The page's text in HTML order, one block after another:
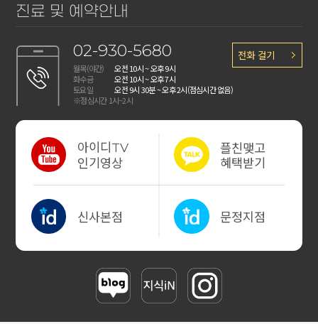
진료 및 예약안내
02-930-5680
월목(야간)
오전 10시 ~ 오후 9시
화수금
오전 10시 ~ 오후 7시
토요일
오전 9시 30분 ~ 오후 2시(점심시간 없음)
※점심시간 1시~2시
전화 걸기
아이디TV
인기영상
플친맺고
혜택받기
신사본점 문정지점